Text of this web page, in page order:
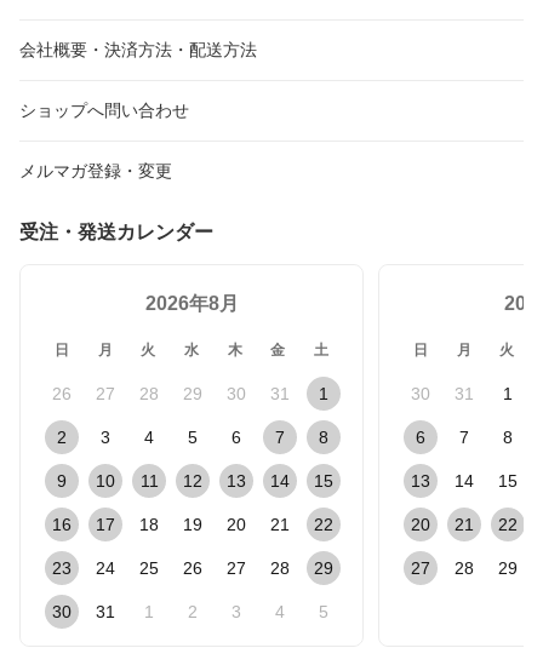
会社概要・決済方法・配送方法
ショップへ問い合わせ
メルマガ登録・変更
受注・発送カレンダー
2026年8月
日 月 火 水 木 金 土
26 27 28 29 30 31 1
2 3 4 5 6 7 8
9 10 11 12 13 14 15
16 17 18 19 20 21 22
23 24 25 26 27 28 29
30 31 1 2 3 4 5
日 月 火
30 31 1
6 7 8
13 14 15
20 21 22
27 28 29